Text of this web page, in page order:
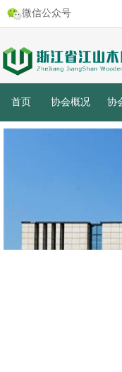
微信公众号
首页 协会概况 协